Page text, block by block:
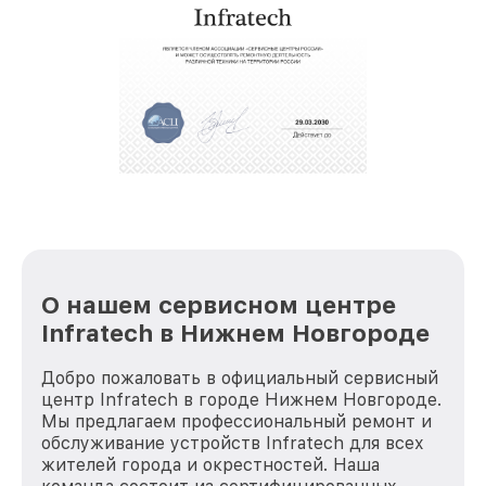
восстановительных работ;
услуги курьера для владельцев
крупногабаритной техники, которые
обеспечат доставку устройств в сервис в
За годы своей деятельности мы получали только
положительные отзывы и обрели отличную
стараемся каждый день делать наш сервис еще
О нашем сервисном центре
Infratech в Нижнем Новгороде
Добро пожаловать в официальный сервисный
центр Infratech в городе Нижнем Новгороде.
Мы предлагаем профессиональный ремонт и
обслуживание устройств Infratech для всех
жителей города и окрестностей. Наша